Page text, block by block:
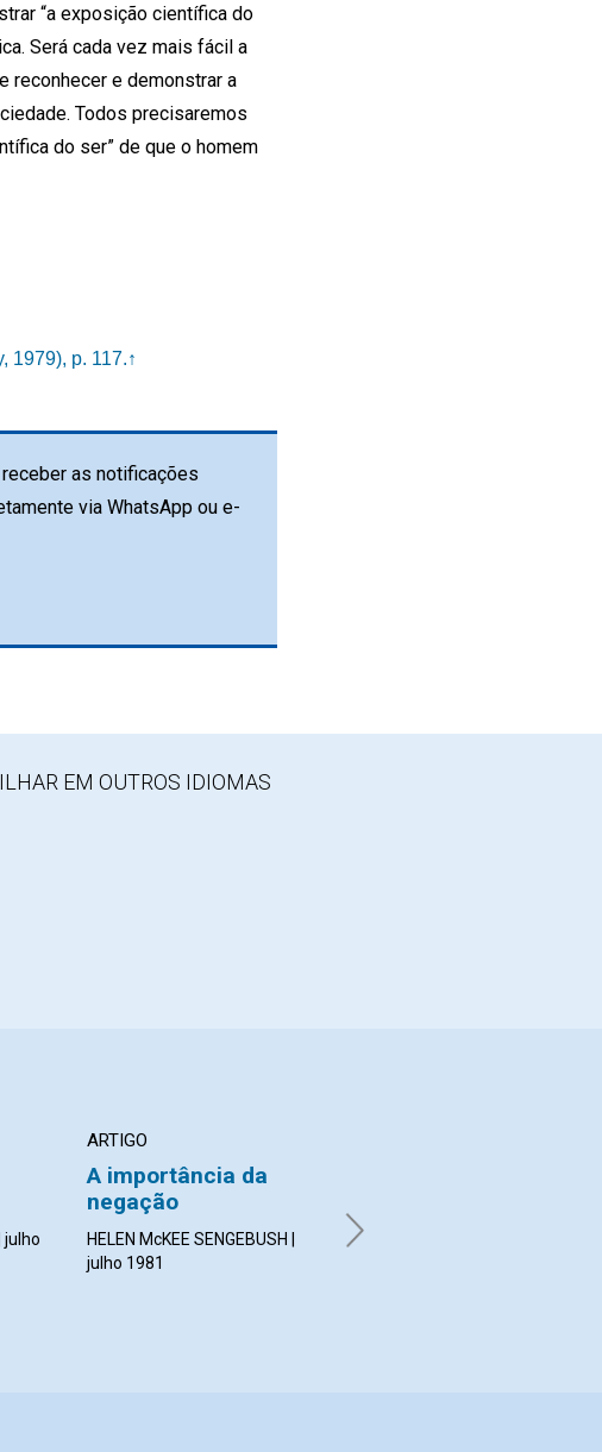
“a exposição científica do
Será cada vez mais fácil a
reconhecer e demonstrar a
Todos precisaremos
do ser” de que o homem
1979), p. 117.↑
as notificações
via WhatsApp ou e-
EM OUTROS IDIOMAS
julho
ARTIGO
A importância da
negação
HELEN McKEE SENGEBUSH |
julho 1981
ELEANOR OWERS SMITH | julho